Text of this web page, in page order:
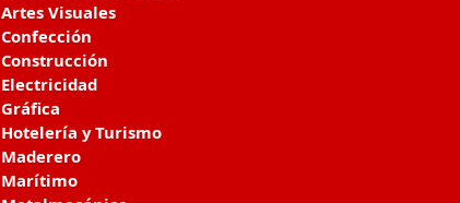
Artes Visuales
Confección
Construcción
Electricidad
Gráfica
Hotelería y Turismo
Maderero
Marítimo